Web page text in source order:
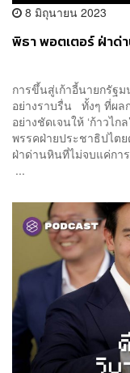
8 มิถุนายน 2023
พิธา พอตเตอร์ ฝ่าด่
การขึ้นสู่เก้าอี้นายกรัฐ
อย่างราบรื่น ทั้งๆ ที่ผล
อย่างชัดเจนให้ ‘ก้าวไ
พรรคฝ่ายประชาธิปไต
ฝ่าด่านหินที่ไม่จบแค่กา
...